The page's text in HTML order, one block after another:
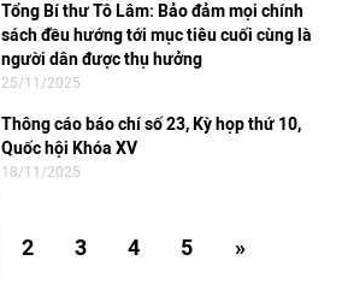
Tổng Bí thư Tô Lâm: Bảo đảm mọi chính
sách đều hướng tới mục tiêu cuối cùng là
người dân được thụ hưởng
25/11/2025
Thông cáo báo chí số 23, Kỳ họp thứ 10,
Quốc hội Khóa XV
18/11/2025
2 3 4 5 »